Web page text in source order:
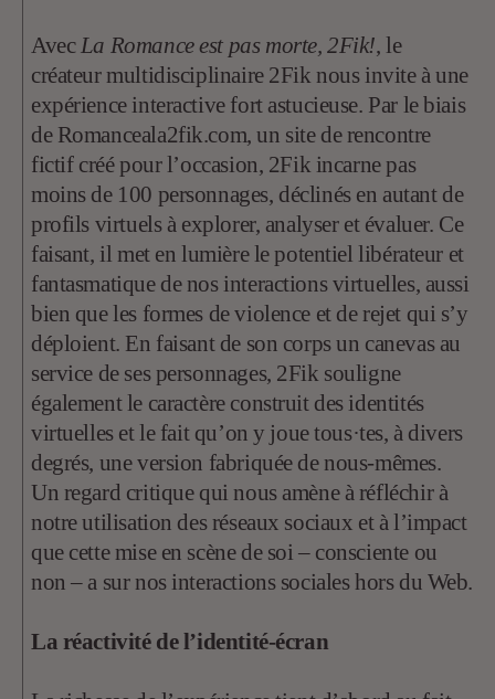
Avec La Romance est pas morte, 2Fik!, le
créateur multidisciplinaire 2Fik nous invite à une
expérience interactive fort astucieuse. Par le biais
de Romanceala2fik.com, un site de rencontre
fictif créé pour l’occasion, 2Fik incarne pas
moins de 100 personnages, déclinés en autant de
profils virtuels à explorer, analyser et évaluer. Ce
faisant, il met en lumière le potentiel libérateur et
fantasmatique de nos interactions virtuelles, aussi
bien que les formes de violence et de rejet qui s’y
déploient. En faisant de son corps un canevas au
service de ses personnages, 2Fik souligne
également le caractère construit des identités
virtuelles et le fait qu’on y joue tous·tes, à divers
degrés, une version fabriquée de nous-mêmes.
Un regard critique qui nous amène à réfléchir à
notre utilisation des réseaux sociaux et à l’impact
que cette mise en scène de soi – consciente ou
non – a sur nos interactions sociales hors du Web.
La réactivité de l’identité-écran